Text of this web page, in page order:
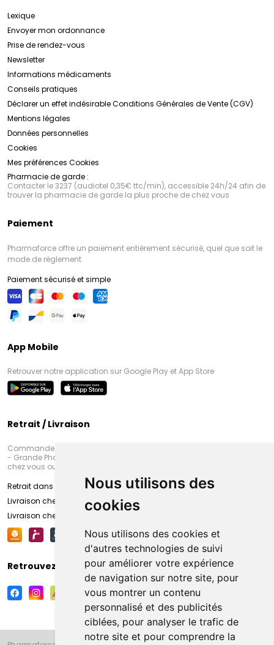
Nous utilisons des
cookies
Nous utilisons des cookies et
d'autres technologies de suivi
pour améliorer votre expérience
de navigation sur notre site, pour
vous montrer un contenu
personnalisé et des publicités
ciblées, pour analyser le trafic de
notre site et pour comprendre la
Lexique
Envoyer mon ordonnance
Prise de rendez-vous
Newsletter
Informations médicaments
Conseils pratiques
Déclarer un effet indésirableConditions Générales de Vente (CGV)
Mentions légales
Données personnelles
Cookies
Mes préférences Cookies
Pharmacie de garde :
Contacter le 3237 (audiotel 0,35€ ttc/min), accessible 24h/24 afin de
trouver la pharmacie de garde la plus proche de chez vous
Paiement
Pharmaforce offre un paiement entièrement sécurisé, quel que soit le
mode de règlement
Paiement sécurisé et simple
App Mobile
Retrouver notre application sur Google Play et App Store
Retrait / Livraison
Commandez en ligne et venez chercher votre commande à Amiens
- Grande Pharmacie d’Amiens (Fachon) ou recevez-là rapidement
chez vous ou en point retrait
Retrait dans la pharmacie d’Amiens
Livraison chez vous
Livraison chez votre commerçant
Retrouvez-nous sur vos réseaux sociaux